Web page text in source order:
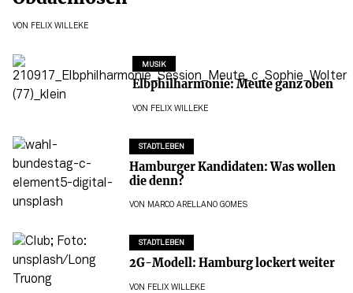
VON FELIX WILLEKE
MUSIK
Elbphilharmonie: Meute ganz oben
VON FELIX WILLEKE
STADTLEBEN
Hamburger Kandidaten: Was wollen
die denn?
VON MARCO ARELLANO GOMES
STADTLEBEN
2G-Modell: Hamburg lockert weiter
VON FELIX WILLEKE